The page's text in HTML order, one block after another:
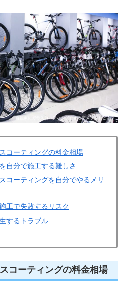
コーティングの料金相場
自分で施工する難しさ
コーティングを自分でやるメリ
工で失敗するリスク
するトラブル
コーティングの料金相場